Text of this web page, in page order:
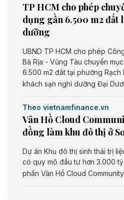
TP HCM cho phép
dụng gần 6.500 m2 đất
dưỡng
UBND TP HCM cho phép
Bà Rịa - Vũng Tàu chuyển
6.500 m2 đất tại phường Rạch
khách sạn nghỉ dưỡng Đại
Theo vietnamfinance.vn
Vân Hồ Cloud
đồng làm khu đô thị ở
Dự án Khu đô thị sinh thái trị
có quy mô đầu tư hơn 3.000
phần Vân Hồ Cloud